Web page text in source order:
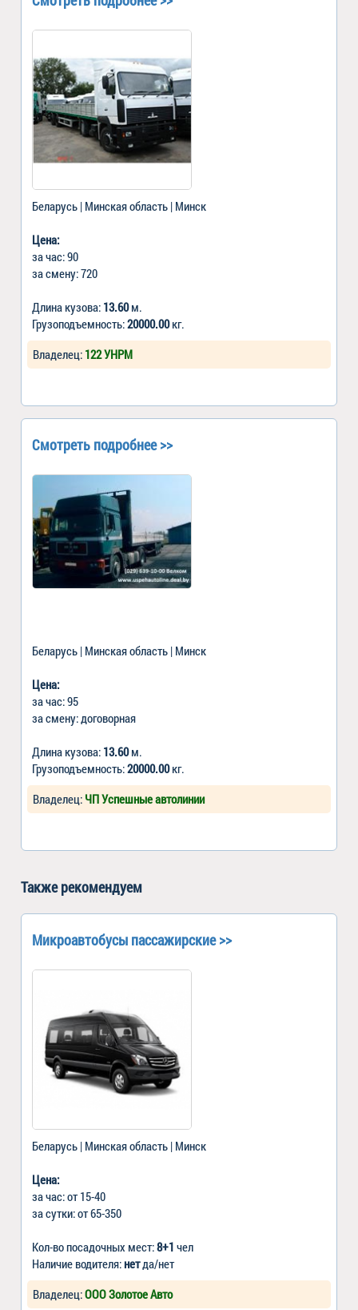
Беларусь | Минская область | Минск
Цена:
за час: 90
за смену: 720
Длина кузова: 13.60м.
Грузоподъемность:20000.00кг.
Владелец: 122 УНРМ
Смотреть подробнее >>
Беларусь | Минская область | Минск
Цена:
за час: 95
за смену: договорная
Длина кузова: 13.60м.
Грузоподъемность:20000.00кг.
Владелец: ЧП Успешные автолинии
Также рекомендуем
Микроавтобусы пассажирские >>
Беларусь | Минская область | Минск
Цена:
за час: от 15-40
за сутки: от 65-350
Кол-во посадочных мест:8+1 чел
Наличие водителя:нетда/нет
Владелец:ООО Золотое Авто